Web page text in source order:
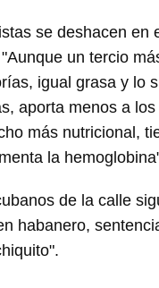
se deshacen en
un tercio
igual grasa y lo
aporta menos a
más nutricional,
la
de la calle
habanero,